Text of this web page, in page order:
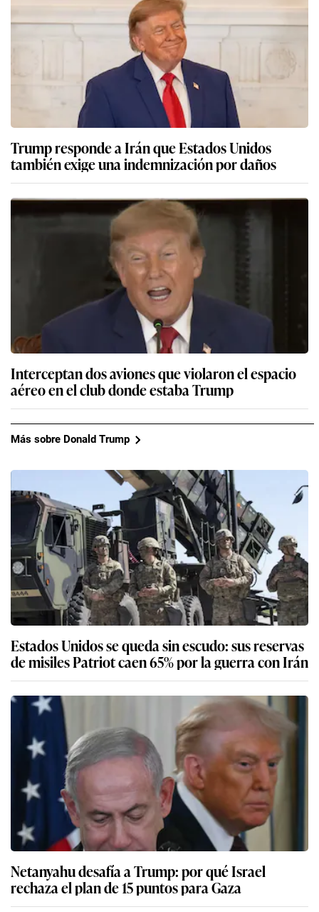
Trump responde a Irán que Estados Unidos
también exige una indemnización por daños
Interceptan dos aviones que violaron el espacio
aéreo en el club donde estaba Trump
Más sobre Donald Trump
Estados Unidos se queda sin escudo: sus reservas
de misiles Patriot caen 65% por la guerra con Irán
Netanyahu desafía a Trump: por qué Israel
rechaza el plan de 15 puntos para Gaza